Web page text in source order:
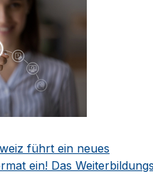
führt ein neues
ein! Das